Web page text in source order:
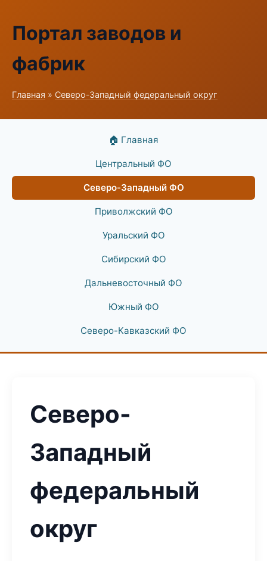
Портал заводов и
фабрик
Главная » Северо-Западный федеральный округ
🏠 Главная
Центральный ФО
Северо-Западный ФО
Приволжский ФО
Уральский ФО
Сибирский ФО
Дальневосточный ФО
Южный ФО
Северо-Кавказский ФО
Северо-
Западный
федеральный
округ